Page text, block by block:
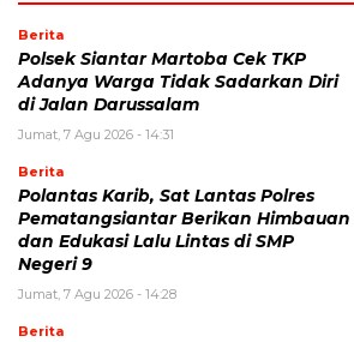
Berita
Polsek Siantar Martoba Cek TKP
Adanya Warga Tidak Sadarkan Diri
di Jalan Darussalam
Jumat, 7 Agu 2026 - 14:31
Berita
Polantas Karib, Sat Lantas Polres
Pematangsiantar Berikan Himbauan
dan Edukasi Lalu Lintas di SMP
Negeri 9
Jumat, 7 Agu 2026 - 14:28
Berita